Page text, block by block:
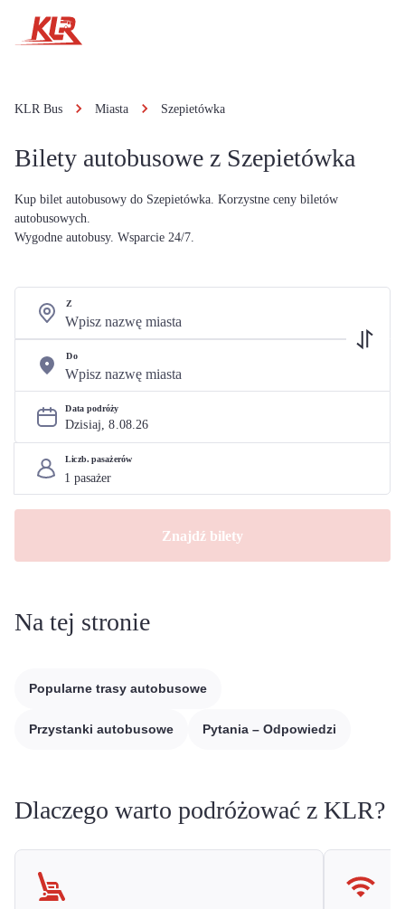
KLR Bus Miasta Szepietówka
Bilety autobusowe z Szepietówka
Kup bilet autobusowy do Szepietówka. Korzystne ceny biletów
autobusowych.
Wygodne autobusy. Wsparcie 24/7.
Z
Do
Data podróży
Dzisiaj, 8.08.26
Liczb. pasażerów
Znajdź bilety
Na tej stronie
Popularne trasy autobusowe
Przystanki autobusowe Pytania – Odpowiedzi
Dlaczego warto podróżować z KLR?